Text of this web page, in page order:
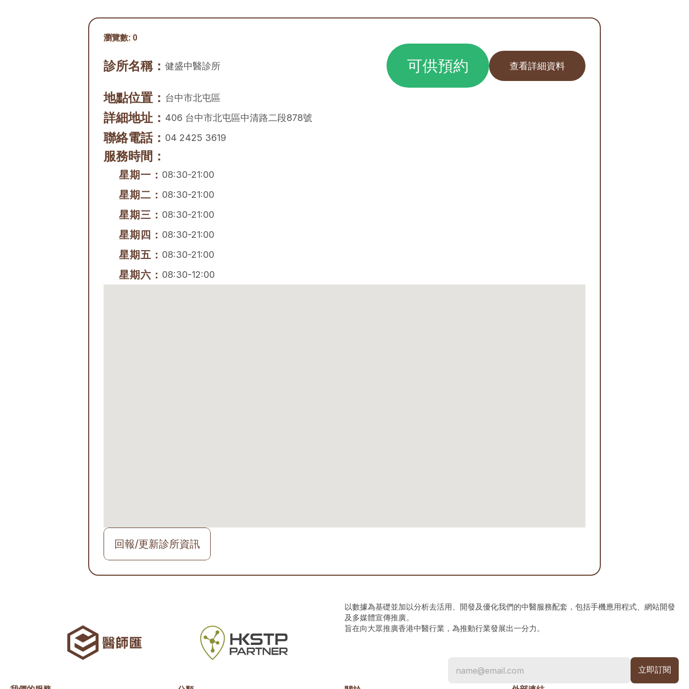
瀏覽數: 0
診所名稱： 健盛中醫診所 可供預約 查看詳細資料
地點位置： 台中市北屯區
詳細地址： 406 台中市北屯區中清路二段878號
聯絡電話： 04 2425 3619
服務時間：
星期一： 08:30-21:00
星期二： 08:30-21:00
星期三： 08:30-21:00
星期四： 08:30-21:00
星期五： 08:30-21:00
星期六： 08:30-12:00
回報/更新診所資訊
以數據為基礎並加以分析去活用、開發及優化我們的中醫服務配套，包括手機應用程式、網站開發
及多媒體宣傳推廣。
旨在向大眾推廣香港中醫行業，為推動行業發展出一分力。